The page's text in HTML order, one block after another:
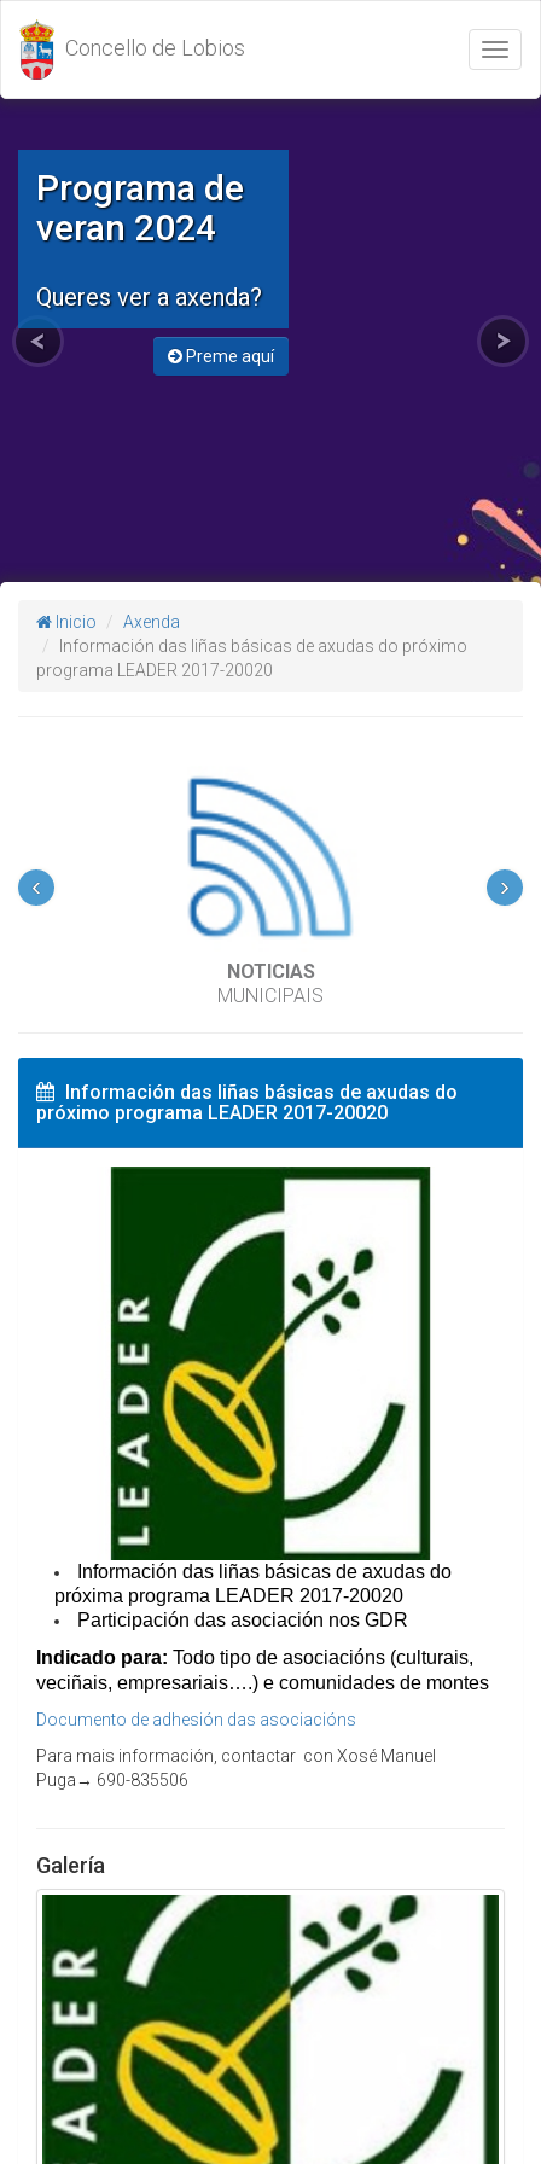
Abrir
/
Cerrar
Concello de Lobios
Programa de
veran 2024
Queres ver a axenda?
Preme aquí
Inicio
Axenda
Información das liñas básicas de axudas do próximo
programa LEADER 2017-20020
NOTICIAS
MUNICIPAIS
‹ ›
Información das liñas básicas de axudas do
próximo programa LEADER 2017-20020
Información das liñas básicas de axudas do
próxima programa LEADER 2017-20020
Participación das asociación nos GDR
Indicado para: Todo tipo de asociacións (culturais,
veciñais, empresariais….) e comunidades de montes
Documento de adhesión das asociacións
Para mais información, contactar con Xosé Manuel
Puga→ 690-835506
Galería